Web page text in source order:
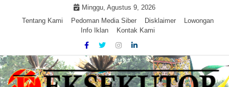
Minggu, Agustus 9, 2026
Tentang Kami
Pedoman Media Siber Disklaimer
Lowongan
Info Iklan
Kontak Kami